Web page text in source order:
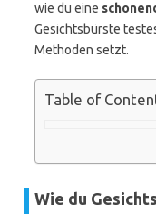
wie du eine
Gesichtsbürste
Methoden setzt.
Table of
Wie du